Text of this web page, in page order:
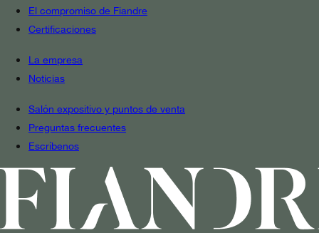
El compromiso de Fiandre
Certificaciones
La empresa
Noticias
Salón expositivo y puntos de venta
Preguntas frecuentes
Escríbenos